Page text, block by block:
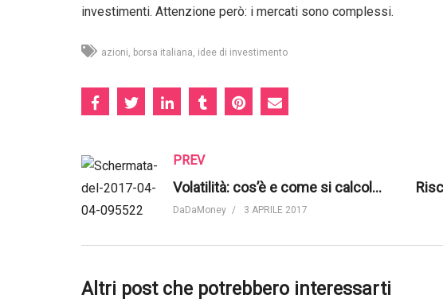
investimenti. Attenzione però: i mercati sono complessi.
azioni borsa italiana idee di investimento
PREV
Volatilità: cos’è e come si calcola | Contemplata
DaDaMoney 3 APRILE 2017
Altri post che potrebbero interessarti